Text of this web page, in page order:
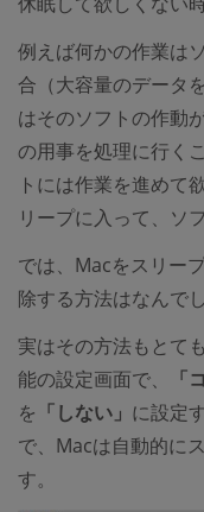
例えば何かの作業は
合（大容量のデータ
はそのソフトの作動
の用事を処理に行く
トには作業を進めて
リープに入って、ソ
では、Macをスリー
除する方法はなんで
実はその方法もとて
能の設定画面で、
「
を 「しない」 に設定
で、Macは自動的に
す。